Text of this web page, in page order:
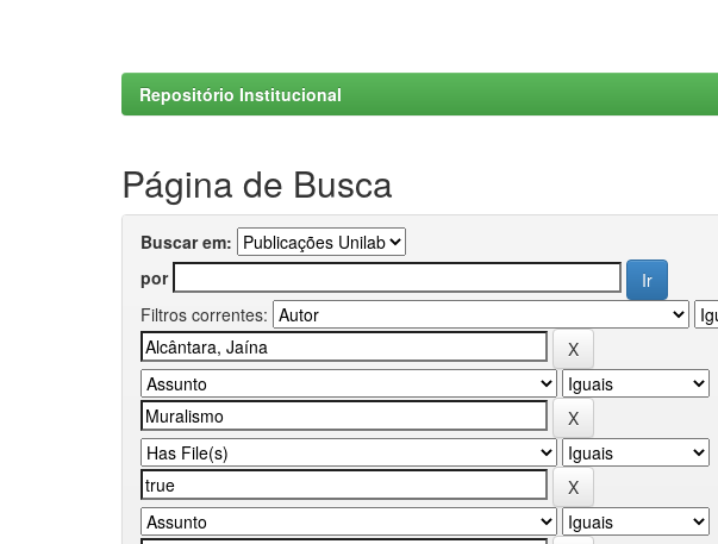
Repositório Institucional
Página de Busca
Buscar em:
por
Filtros correntes: